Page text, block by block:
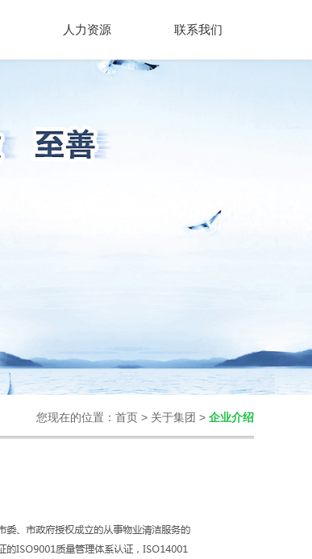
人力资源 联系我们
您现在的位置： 首页 > 关于集团 > 企业介绍